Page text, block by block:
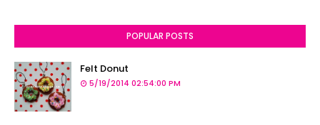
POPULAR POSTS
Felt Donut
5/19/2014 02:54:00 PM